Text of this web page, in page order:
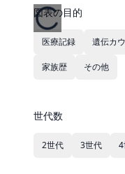
図表の目的
医療記録 遺伝カ
家族歴 その他
世代数
2世代 3世代